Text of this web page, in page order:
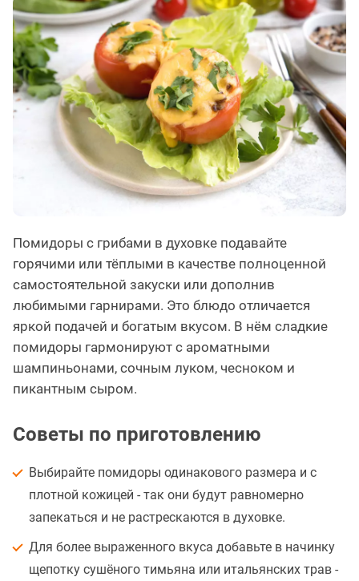
Помидоры с грибами в духовке подавайте
горячими или тёплыми в качестве полноценной
самостоятельной закуски или дополнив
любимыми гарнирами. Это блюдо отличается
яркой подачей и богатым вкусом. В нём сладкие
помидоры гармонируют с ароматными
шампиньонами, сочным луком, чесноком и
пикантным сыром.
Советы по приготовлению
Выбирайте помидоры одинакового размера и с
плотной кожицей - так они будут равномерно
запекаться и не растрескаются в духовке.
Для более выраженного вкуса добавьте в начинку
щепотку сушёного тимьяна или итальянских трав -